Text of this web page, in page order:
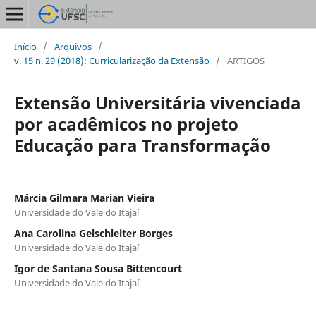
Início / Arquivos /
v. 15 n. 29 (2018): Curricularização da Extensão / ARTIGOS
Extensão Universitária vivenciada
por acadêmicos no projeto
Educação para Transformação
Márcia Gilmara Marian Vieira
Universidade do Vale do Itajaí
Ana Carolina Gelschleiter Borges
Universidade do Vale do Itajaí
Igor de Santana Sousa Bittencourt
Universidade do Vale do Itajaí